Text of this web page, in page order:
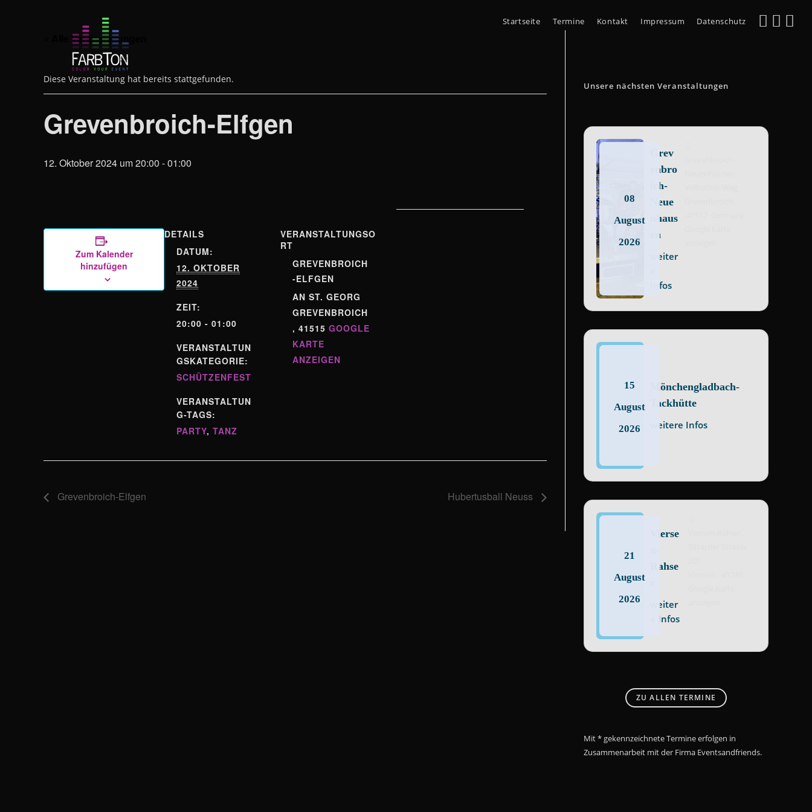
Startseite Termine Kontakt Impressum Datenschutz
« Alle Veranstaltungen
Diese Veranstaltung hat bereits stattgefunden.
Grevenbroich-Elfgen
12. Oktober 2024 um 20:00 -01:00
Zum Kalender
hinzufügen
DETAILS
DATUM:
12. OKTOBER
2024
ZEIT:
20:00 - 01:00
VERANSTALTUN
GSKATEGORIE:
SCHÜTZENFEST
VERANSTALTUN
G-TAGS:
PARTY, TANZ
VERANSTALTUNGSO
RT
GREVENBROICH
-ELFGEN
AN ST. GEORG
GREVENBROICH
, 41515 GOOGLE
KARTE
ANZEIGEN
Grevenbroich-Elfgen Hubertusball Neuss
Unsere nächsten Veranstaltungen
08
August
2026
Grev
enbro
ich-
Neue
nhaus
en
weiter
Infos
15
August
2026
Mönchengladbach-
Tackhütte
weitere Infos
21
August
2026
Vierse
Rahse
weiter
e Infos
ZU ALLEN TERMINE
Mit * gekennzeichnete Termine erfolgen in
Zusammenarbeit mit der Firma Eventsandfriends.